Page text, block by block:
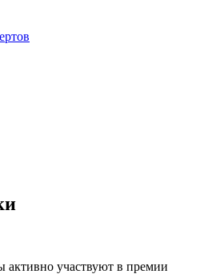
активно участвуют в премии